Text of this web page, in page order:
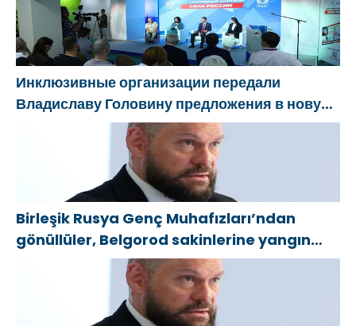
Инклюзивные организации передали
Владиславу Головину предложения в новую
Народную программу «Единой России»
Birleşik Rusya Genç Muhafızları’ndan
gönüllüler, Belgorod sakinlerine yangın
söndürücüler ve jeneratörler konusunda
yardımcı olacak